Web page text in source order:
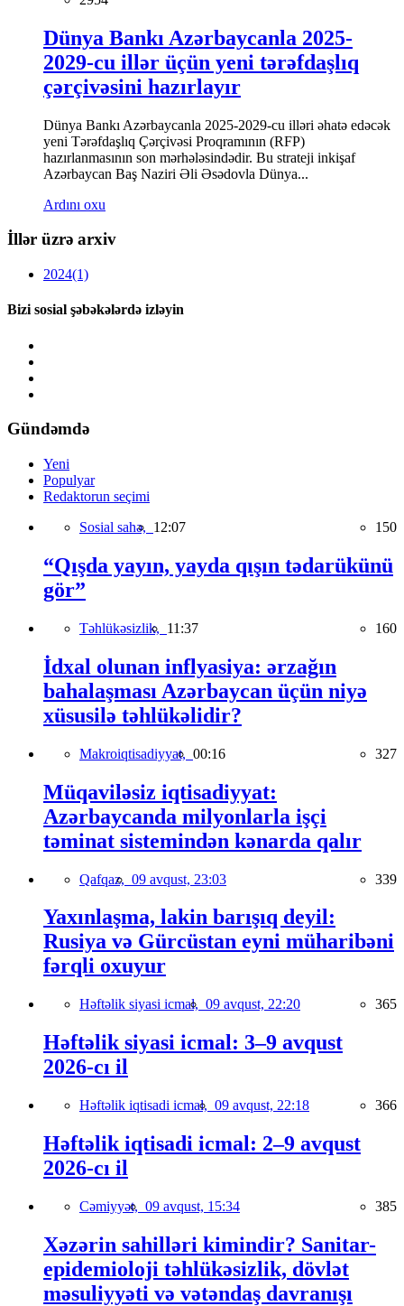
Dünya Bankı Azərbaycanla 2025-
2029-cu illər üçün yeni tərəfdaşlıq
çərçivəsini hazırlayır
Dünya Bankı Azərbaycanla 2025-2029-cu illəri əhatə edəcək
yeni Tərəfdaşlıq Çərçivəsi Proqramının (RFP)
hazırlanmasının son mərhələsindədir. Bu strateji inkişaf
Azərbaycan Baş Naziri Əli Əsədovla Dünya...
Ardını oxu
İllər üzrə arxiv
2024(1)
Bizi sosial şəbəkələrdə izləyin
Gündəmdə
Yeni
Populyar
Redaktorun seçimi
Sosial sahə, 12:07 150
“Qışda yayın, yayda qışın tədarükünü
gör”
Təhlükəsizlik, 11:37 160
İdxal olunan inflyasiya: ərzağın
bahalaşması Azərbaycan üçün niyə
xüsusilə təhlükəlidir?
Makroiqtisadiyyat, 00:16 327
Müqaviləsiz iqtisadiyyat:
Azərbaycanda milyonlarla işçi
təminat sistemindən kənarda qalır
Qafqaz, 09 avqust, 23:03 339
Yaxınlaşma, lakin barışıq deyil:
Rusiya və Gürcüstan eyni müharibəni
fərqli oxuyur
Həftəlik siyasi icmal, 09 avqust, 22:20 365
Həftəlik siyasi icmal: 3–9 avqust
2026-cı il
Həftəlik iqtisadi icmal, 09 avqust, 22:18 366
Həftəlik iqtisadi icmal: 2–9 avqust
2026-cı il
Cəmiyyət, 09 avqust, 15:34 385
Xəzərin sahilləri kimindir? Sanitar-
epidemioloji təhlükəsizlik, dövlət
məsuliyyəti və vətəndaş davranışı